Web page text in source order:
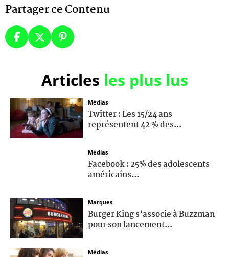
Partager ce Contenu
Articles les plus lus
Médias
Twitter : Les 15/24 ans
représentent 42 % des...
Médias
Facebook : 25% des adolescents
américains...
Marques
Burger King s’associe à Buzzman
pour son lancement...
Médias